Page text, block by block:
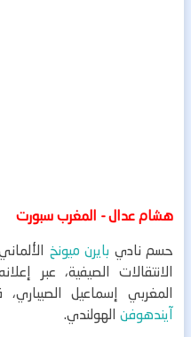
هشام عدال - المغرب سبورت
حسم نادي بايرن ميونخ
الانتقالات الصيفية، عبر
المغربي إسماعيل
آيندهوفن الهولندي.